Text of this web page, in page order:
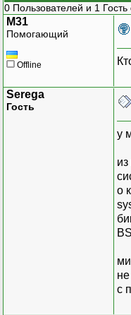
0 Пользователей и 1 Гость
M31
Помогающий
Offline
Serega
Гость
у
о
с